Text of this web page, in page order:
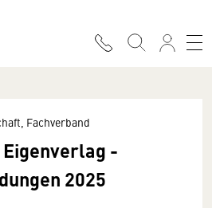
Fachverband
-
2025